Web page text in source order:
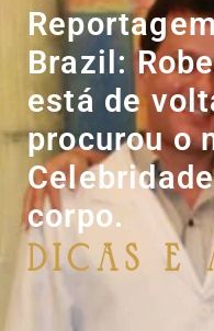
Brazil:
está de
procurou o
corpo.
Dicas